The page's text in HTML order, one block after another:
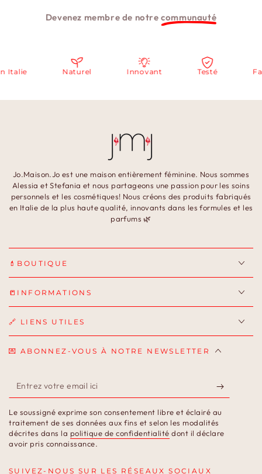
Devenez membre de notrecommunauté
Naturel Innovant Testé
Jo.Maison.Jo est une maison entièrement féminine. Nous sommes
Alessia et Stefania et nous partageons une passion pour les soins
personnels et les cosmétiques! Nous créons des produits fabriqués
en Italie de la plus haute qualité, innovants dans les formules et les
parfums 🌿
💄BOUTIQUE
📒INFORMATIONS
🔗 LIENS UTILES
💌 ABONNEZ-VOUS À NOTRE NEWSLETTER
Entrez
votre
email
ici
Le soussigné exprime son consentement libre et éclairé au
traitement de ses données aux fins et selon les modalités
décrites dans la politique de confidentialité dont il déclare
avoir pris connaissance.
SUIVEZ-NOUS SUR LES RÉSEAUX SOCIAUX